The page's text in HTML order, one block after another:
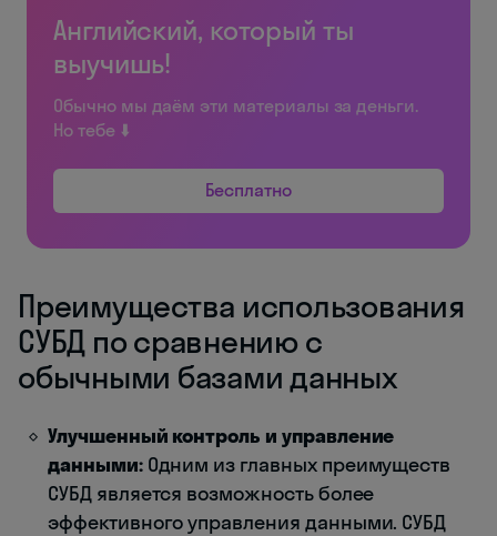
Английский, который ты
выучишь!
Обычно мы даём эти материалы за деньги.
Но тебе ⬇️
Бесплатно
Преимущества использования
СУБД по сравнению с
обычными базами данных
Улучшенный контроль и управление
данными:Одним из главных преимуществ
СУБД является возможность более
эффективного управления данными. СУБД